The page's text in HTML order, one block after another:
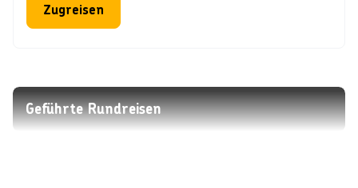
Zugreisen
Geführte Rundreisen